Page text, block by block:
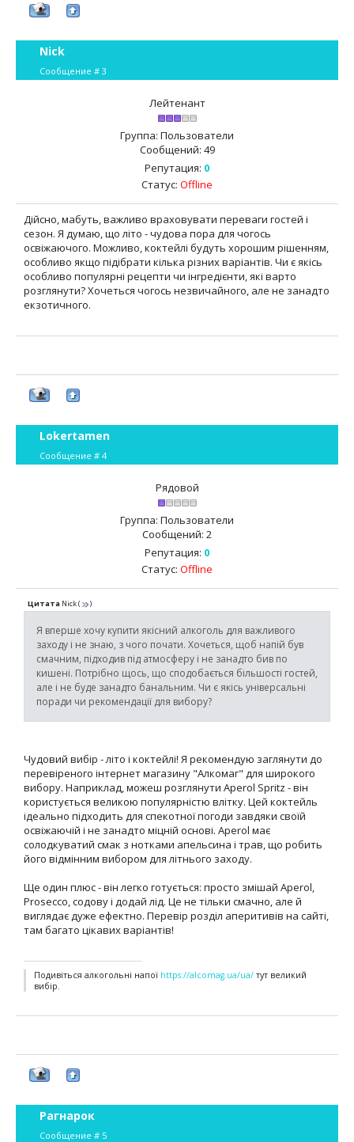
Nick
Сообщение # 3
Лейтенант
Группа: Пользователи
Сообщений: 49
Репутация: 0
Статус: Offline
Дійсно, мабуть, важливо враховувати переваги гостей і
сезон. Я думаю, що літо - чудова пора для чогось
освіжаючого. Можливо, коктейлі будуть хорошим рішенням,
особливо якщо підібрати кілька різних варіантів. Чи є якісь
особливо популярні рецепти чи інгредієнти, які варто
розглянути? Хочеться чогось незвичайного, але не занадто
екзотичного.
Lokertamen
Сообщение # 4
Рядовой
Группа: Пользователи
Сообщений: 2
Репутация: 0
Статус: Offline
Цитата Nick( )
Я вперше хочу купити якісний алкоголь для важливого
заходу і не знаю, з чого почати. Хочеться, щоб напій був
смачним, підходив під атмосферу і не занадто бив по
кишені. Потрібно щось, що сподобається більшості гостей,
але і не буде занадто банальним. Чи є якісь універсальні
поради чи рекомендації для вибору?
Чудовий вибір - літо і коктейлі! Я рекомендую заглянути до
перевіреного інтернет магазину "Алкомаг" для широкого
вибору. Наприклад, можеш розглянути Aperol Spritz - він
користується великою популярністю влітку. Цей коктейль
ідеально підходить для спекотної погоди завдяки своїй
освіжаючій і не занадто міцній основі. Aperol має
солодкуватий смак з нотками апельсина і трав, що робить
його відмінним вибором для літнього заходу.
Ще один плюс - він легко готується: просто змішай Aperol,
Prosecco, содову і додай лід. Це не тільки смачно, але й
виглядає дуже ефектно. Перевір розділ аперитивів на сайті,
там багато цікавих варіантів!
Подивіться алкогольні напої https://alcomag.ua/ua/ тут великий
вибір.
Рагнарок
Сообщение # 5